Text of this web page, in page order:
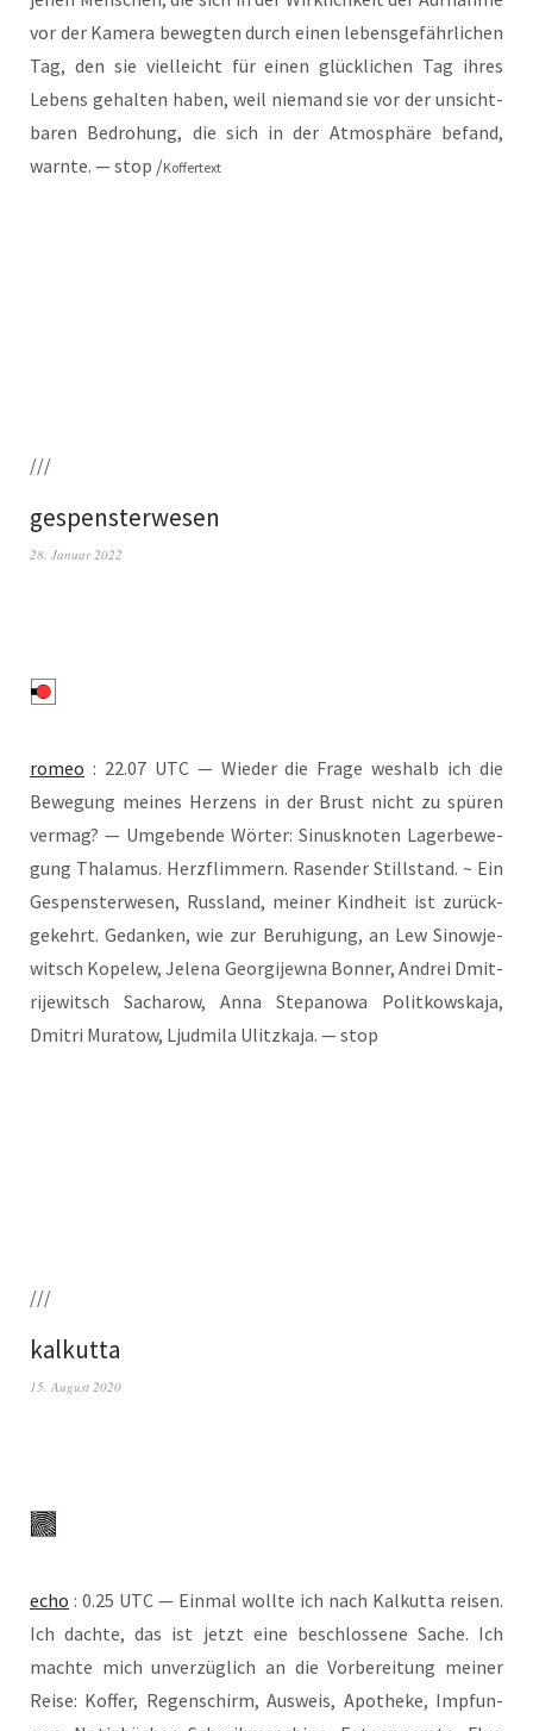
vor der Kame­ra beweg­ten durch einen lebens­ge­fähr­li­chen
Tag, den sie viel­leicht für einen glück­li­chen Tag ihres
Lebens gehal­ten haben, weil nie­mand sie vor der unsicht­
ba­ren Bedro­hung, die sich in der Atmo­sphä­re befand,
warn­te. — stop /Kof­fer­text
///
gespensterwesen
28. Januar 2022
romeo : 22.07 UTC — Wie­der die Fra­ge wes­halb ich die
Bewe­gung mei­nes Her­zens in der Brust nicht zu spü­ren
ver­mag? — Umge­ben­de Wör­ter: Sinus­kno­ten Lager­be­we­
gung Tha­la­mus. Herz­flim­mern. Rasen­der Still­stand. ~ Ein
Gespens­ter­we­sen, Russ­land, mei­ner Kind­heit ist zurück­
ge­kehrt. Gedan­ken, wie zur Beru­hi­gung, an Lew Sino­wje­
witsch Kope­lew, Jele­na Geor­gi­jew­na Bon­ner, And­rei Dmit­
ri­je­witsch Sacha­row, Anna Ste­pano­wa Polit­kows­ka­ja,
Dmi­t­ri Mura­tow, Ljud­mi­la Ulitz­ka­ja. — stop
///
kalkutta
15. August 2020
echo : 0.25 UTC — Ein­mal woll­te ich nach Kal­kut­ta rei­sen.
Ich dach­te, das ist jetzt eine beschlos­se­ne Sache. Ich
mach­te mich unver­züg­lich an die Vor­be­rei­tung mei­ner
Rei­se: Kof­fer, Regen­schirm, Aus­weis, Apo­the­ke, Imp­fun­